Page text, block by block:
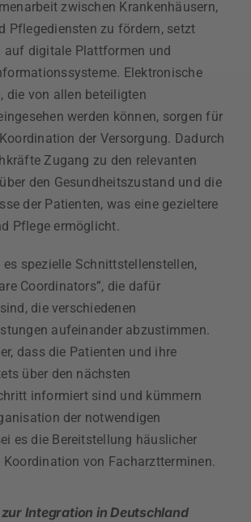
zwischen Krankenhäusern,
Pflegediensten zu fördern, setzt
auf digitale Plattformen und
Elektronische
die von allen beteiligten
werden können, sorgen für
der Versorgung. Dadurch
Zugang zu den relevanten
den Gesundheitszustand und die
der Patienten, was eine gezieltere
Pflege ermöglicht.
spezielle Schnittstellenstellen,
Coordinators”, die dafür
die verschiedenen
aufeinander abzustimmen.
dass die Patienten und ihre
über den nächsten
informiert sind und kümmern
der notwendigen
es die Bereitstellung häuslicher
Koordination von Facharztterminen.
Integration in Deutschland